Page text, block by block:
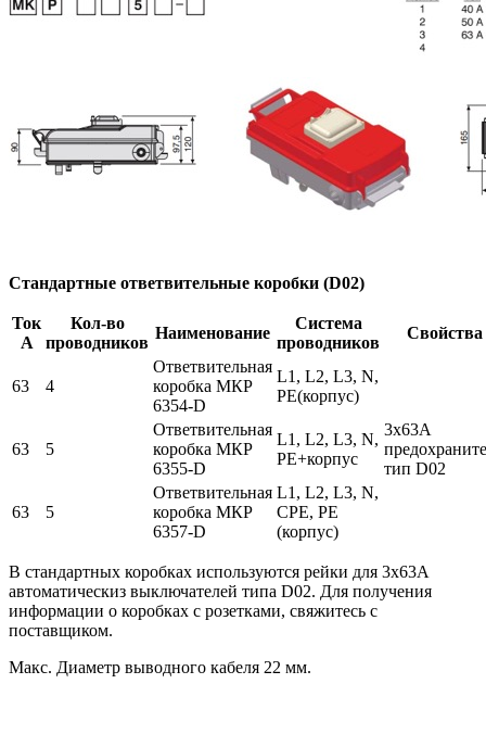
Стандартные ответвительные коробки (D02)
Ток
А
Кол-во
проводников
Наименование
Система
проводников
Свойства
63 4
Ответвительная
коробка МКР
6354-D
L1, L2, L3, N,
PE(корпус)
3x63A
тип D02
63 5
Ответвительная
коробка МКР
6355-D
L1, L2, L3, N,
PE+корпус
63 5
Ответвительная
коробка МКР
6357-D
L1, L2, L3, N,
СPE, PE
(корпус)
В стандартных коробках используются рейки для 3х63А
автоматическиз выключателей типа D02. Для получения
информации о коробках с розетками, свяжитесь с
поставщиком.
Макс. Диаметр выводного кабеля 22 мм.